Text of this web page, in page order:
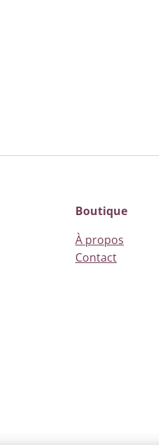
Boutique
À propos
Contact